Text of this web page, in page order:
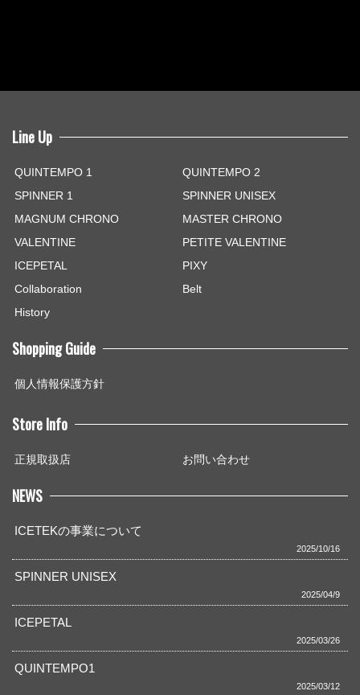
Line Up
QUINTEMPO 1
QUINTEMPO 2
SPINNER 1
SPINNER UNISEX
MAGNUM CHRONO
MASTER CHRONO
VALENTINE
PETITE VALENTINE
ICEPETAL
PIXY
Collaboration
Belt
History
Shopping Guide
個人情報保護方針
Store Info
正規取扱店 お問い合わせ
NEWS
ICETEKの事業について
2025/10/16
SPINNER UNISEX
2025/04/9
ICEPETAL
2025/03/26
QUINTEMPO1
2025/03/12